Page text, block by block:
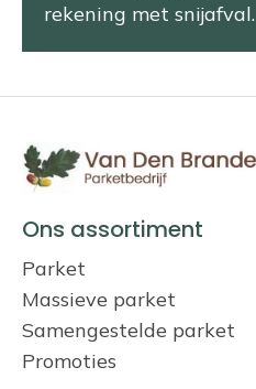
rekening met snijafval.
Ons assortiment
Parket
Massieve parket
Samengestelde parket
Promoties